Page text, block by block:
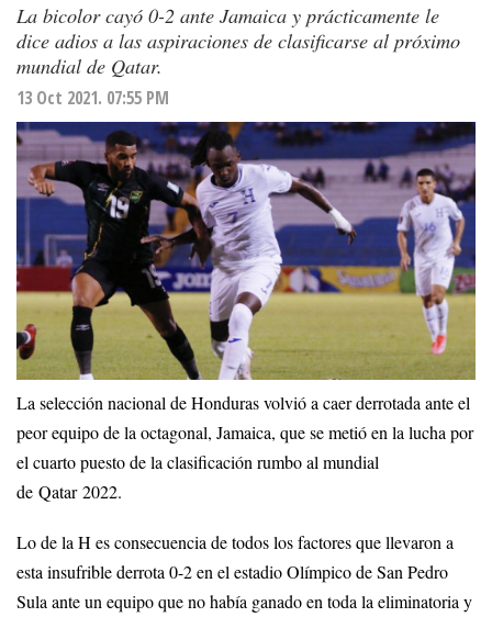
La bicolor cayó 0-2 ante Jamaica y prácticamente le
dice adios a las aspiraciones de clasificarse al próximo
mundial de Qatar.
13 Oct 2021. 07:55 PM
La selección nacional de Honduras volvió a caer derrotada ante el
peor equipo de la octagonal, Jamaica, que se metió en la lucha por
el cuarto puesto de la clasificación rumbo al mundial
de Qatar 2022.
Lo de la H es consecuencia de todos los factores que llevaron a
esta insufrible derrota 0-2 en el estadio Olímpico de San Pedro
Sula ante un equipo que no había ganado en toda la eliminatoria y